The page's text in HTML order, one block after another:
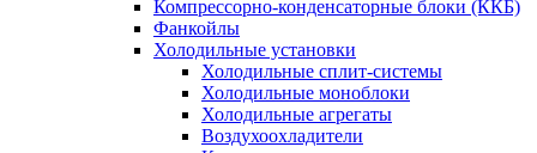
Компрессорно-конденсаторные блоки (ККБ)
Фанкойлы
Холодильные установки
Холодильные сплит-системы
Холодильные моноблоки
Холодильные агрегаты
Воздухоохладители